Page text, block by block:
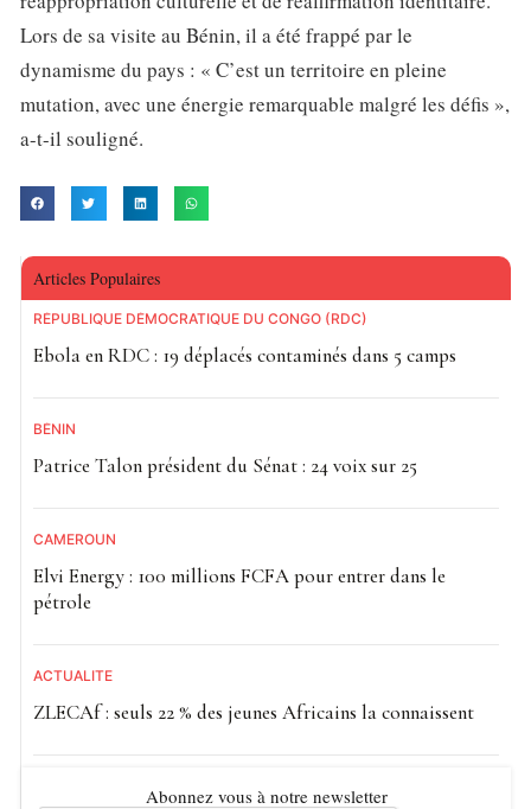
Lors de sa visite au Bénin, il a été frappé par le
dynamisme du pays : « C’est un territoire en pleine
mutation, avec une énergie remarquable malgré les défis »,
a-t-il souligné.
Articles Populaires
RÉPUBLIQUE DÉMOCRATIQUE DU CONGO (RDC)
Ebola en RDC : 19 déplacés contaminés dans 5 camps
BÉNIN
Patrice Talon président du Sénat : 24 voix sur 25
CAMEROUN
Elvi Energy : 100 millions FCFA pour entrer dans le
pétrole
ACTUALITE
ZLECAf : seuls 22 % des jeunes Africains la connaissent
Abonnez vous à notre newsletter